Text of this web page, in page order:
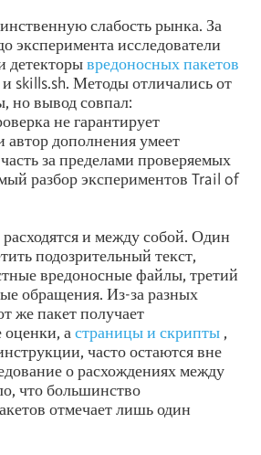
слабость рынка. За
эксперимента исследователи
детекторывредоносных пакетов
skills.sh. Методы отличались от
но вывод совпал:
не гарантирует
автор дополнения умеет
за пределами проверяемых
разбор экспериментов Trail of
и между собой. Один
подозрительный текст,
вредоносные файлы, третий
обращения. Из-за разных
же пакет получает
а страницы и скрипты ,
часто остаются вне
о расхождениях между
что большинство
отмечает лишь один